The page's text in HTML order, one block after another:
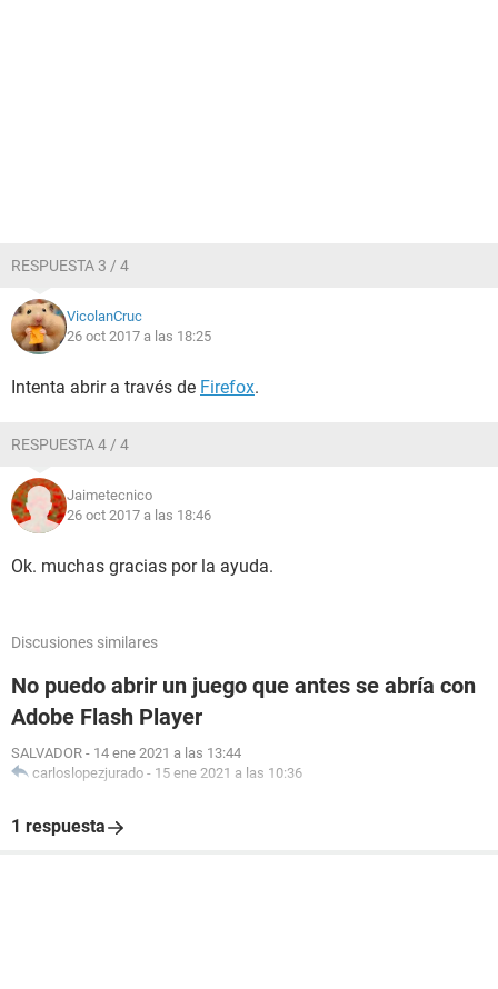
RESPUESTA 3 / 4
VicolanCruc
26 oct 2017 a las 18:25
Intenta abrir a través de Firefox.
RESPUESTA 4 / 4
Jaimetecnico
26 oct 2017 a las 18:46
Ok. muchas gracias por la ayuda.
Discusiones similares
No puedo abrir un juego que antes se abría con
Adobe Flash Player
SALVADOR - 14 ene 2021 a las 13:44
carloslopezjurado - 15 ene 2021 a las 10:36
1 respuesta